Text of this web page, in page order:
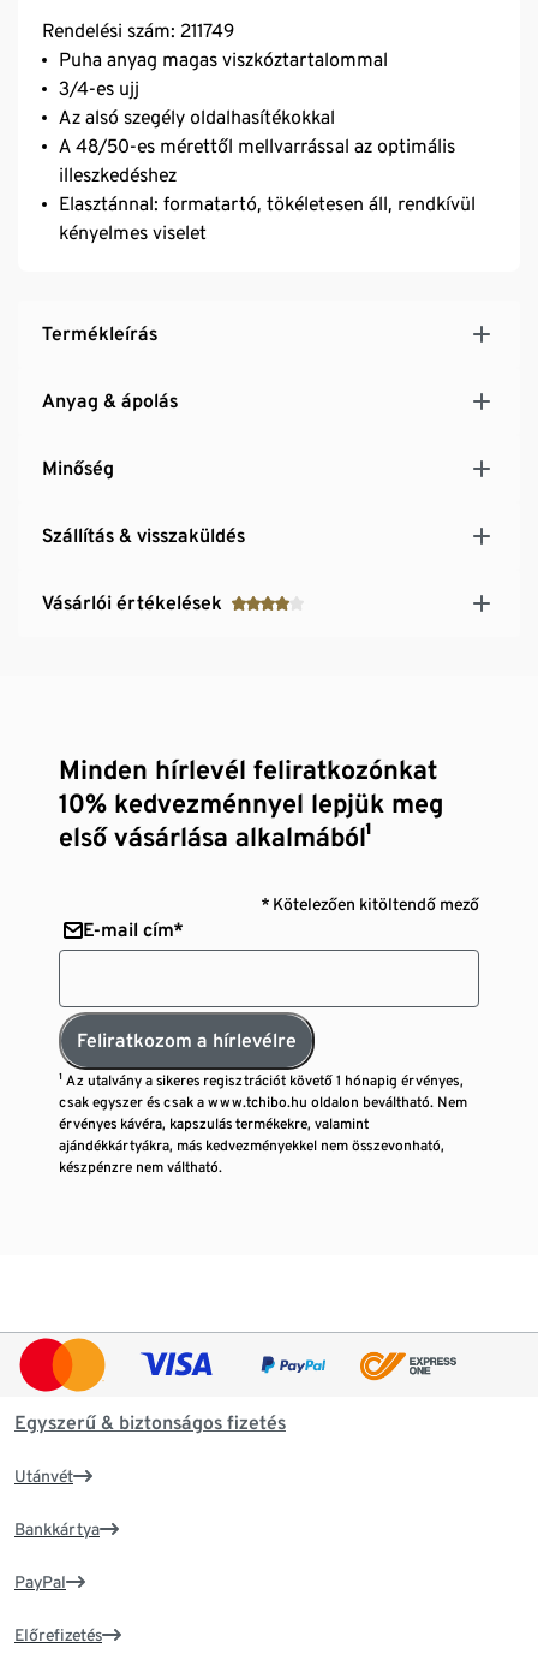
Rendelési szám: 211749
Puha anyag magas viszkóztartalommal
3/4-es ujj
Az alsó szegély oldalhasítékokkal
A 48/50-es mérettől mellvarrással az optimális
illeszkedéshez
Elasztánnal: formatartó, tökéletesen áll, rendkívül
kényelmes viselet
Termékleírás
Anyag & ápolás
Minőség
Szállítás & visszaküldés
Vásárlói értékelések
Minden hírlevél feliratkozónkat
10% kedvezménnyel lepjük meg
első vásárlása alkalmából¹
* Kötelezően kitöltendő mező
E-mail cím*
Feliratkozom a hírlevélre
¹ Az utalvány a sikeres regisztrációt követő 1 hónapig érvényes,
csak egyszer és csak a www.tchibo.hu oldalon beváltható. Nem
érvényes kávéra, kapszulás termékekre, valamint
ajándékkártyákra, más kedvezményekkel nem összevonható,
készpénzre nem váltható.
Egyszerű & biztonságos fizetés
Utánvét
Bankkártya
PayPal
Előrefizetés